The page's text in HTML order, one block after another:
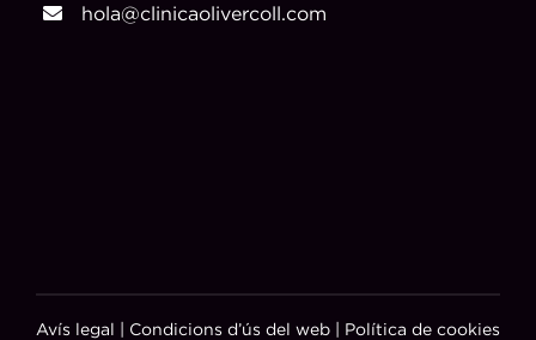
hola@clinicaolivercoll.com
Avís legal Condicions d’ús del web|
Política de cookies